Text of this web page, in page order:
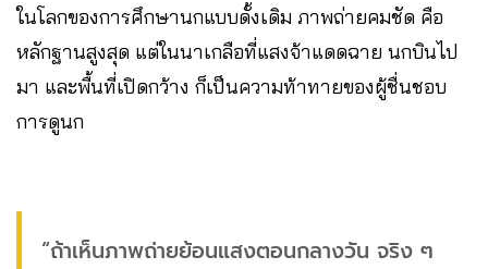
ในโลกของการศึกษานกแบบดั้งเดิม ภาพถ่ายคมชัด คือ
หลักฐานสูงสุด แต่ในนาเกลือที่แสงจ้าแดดฉาย นกบินไป
มา และพื้นที่เปิดกว้าง ก็เป็นความท้าทายของผู้ชื่นชอบ
การดูนก
“ถ้าเห็นภาพถ่ายย้อนแสงตอนกลางวัน จริง ๆ